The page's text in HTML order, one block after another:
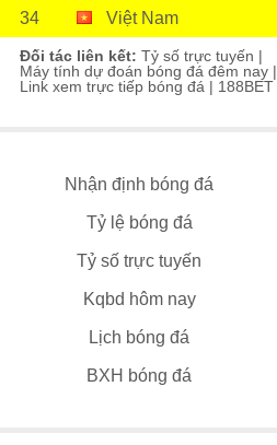
34 Việt Nam
Đối tác liên kết: Tỷ số trực tuyến |
Máy tính dự đoán bóng đá đêm nay |
Link xem trực tiếp bóng đá | 188BET
Nhận định bóng đá
Tỷ lệ bóng đá
Tỷ số trực tuyến
Kqbd hôm nay
Lịch bóng đá
BXH bóng đá